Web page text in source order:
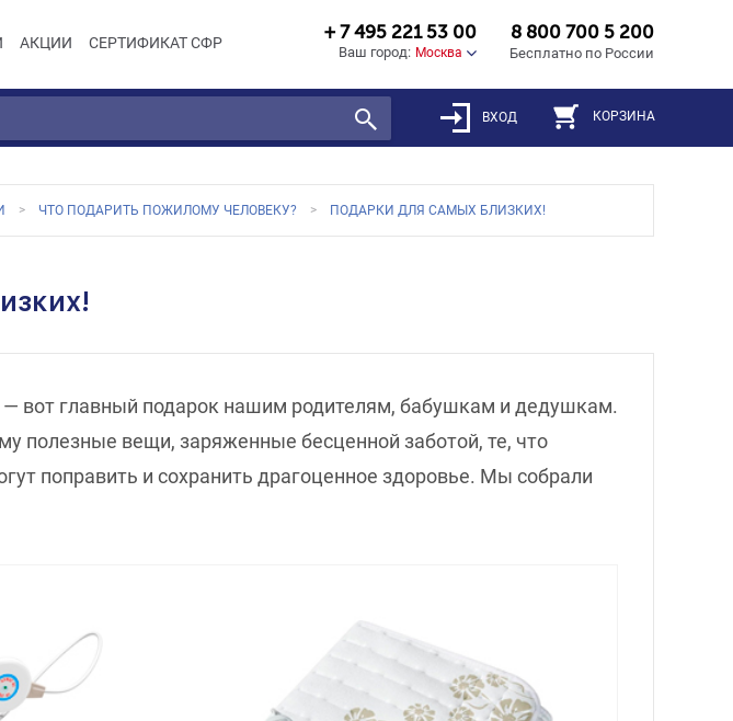
АКЦИИ СЕРТИФИКАТ СФР
+ 7 495 221 53 00
Ваш город: Москва
8 800 700 5 200
Бесплатно по России
ВХОД КОРЗИНА
ЧТО ПОДАРИТЬ ПОЖИЛОМУ ЧЕЛОВЕКУ? ПОДАРКИ ДЛЯ САМЫХ БЛИЗКИХ!
вот главный подарок нашим родителям, бабушкам и дедушкам.
полезные вещи, заряженные бесценной заботой, те, что
поправить и сохранить драгоценное здоровье. Мы собрали